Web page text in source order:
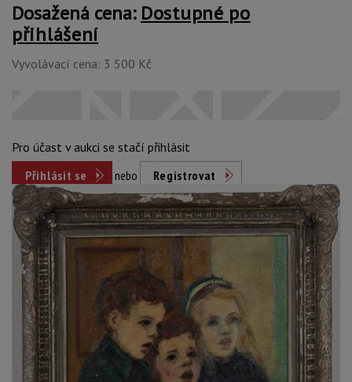
Dosažená cena: Dostupné po
přihlášení
Vyvolávací cena: 3 500 Kč
Pro účast v aukci se stačí přihlásit
Přihlásit se
nebo Registrovat